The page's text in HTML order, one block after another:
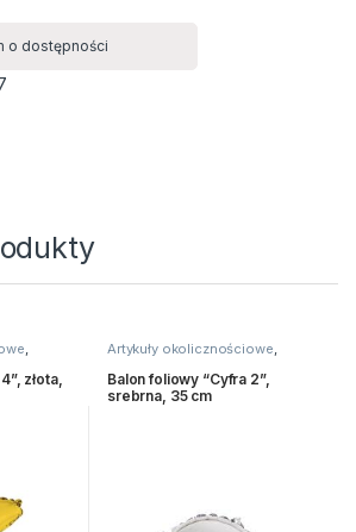
o dostępności
,
złota,
Artykuły okolicznościowe,
Balon foliowy “Cyfra 2”,
srebrna, 35 cm